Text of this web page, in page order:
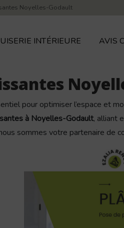
Noyelles-Godault
INTÉRIEURE AVIS
pour optimiser l’espace et
à Noyelles-Godault, alliant
sommes votre partenaire de